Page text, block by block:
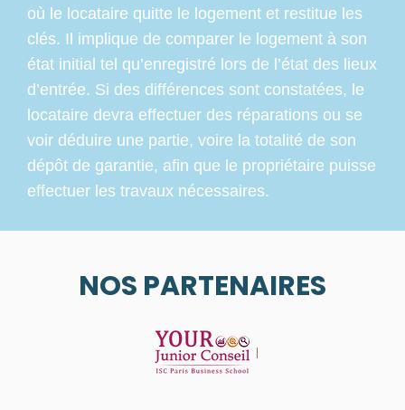
où le locataire quitte le logement et restitue les
clés. Il implique de comparer le logement à son
état initial tel qu’enregistré lors de l’état des lieux
d’entrée. Si des différences sont constatées, le
locataire devra effectuer des réparations ou se
voir déduire une partie, voire la totalité de son
dépôt de garantie, afin que le propriétaire puisse
effectuer les travaux nécessaires.
NOS PARTENAIRES